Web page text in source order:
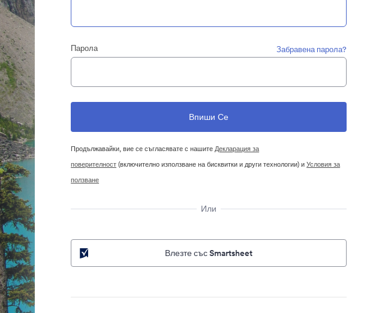
Парола Забравена парола?
Продължавайки, вие се съгласявате с нашитеДекларация за
поверителност(включително използване на бисквитки и други технологии) иУсловия за
ползване
Или
Влезте със Smartsheet